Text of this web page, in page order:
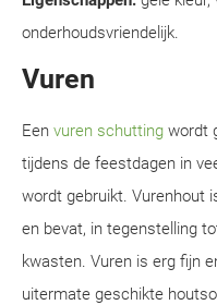
onderhoudsvriendelijk.
Vuren
Een vuren schutting wordt
tijdens de feestdagen in
wordt gebruikt. Vurenhout
en bevat, in tegenstelling
kwasten. Vuren is erg fijn
uitermate geschikte